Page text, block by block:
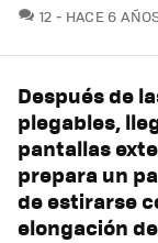
12 COMENTARIOS
HACE 6
Después de
plegables,
pantallas
prepara un
de estirarse
elongación